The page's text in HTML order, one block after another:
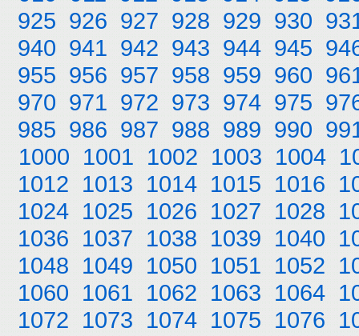
925 926 927 928 929 930
940 941 942 943 944 945
955 956 957 958 959 960
970 971 972 973 974 975
985 986 987 988 989 990
1000 1001 1002 1003 1004
1012 1013 1014 1015 1016
1024 1025 1026 1027 1028
1036 1037 1038 1039 1040
1048 1049 1050 1051 1052
1060 1061 1062 1063 1064
1072 1073 1074 1075 1076